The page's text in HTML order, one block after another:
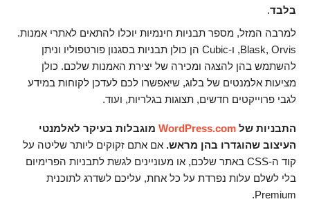
בלבד.
למרבה המזל, מספר תבניות חינמיות יוכלו להתאים לאתרי אמנות.
Blask, Orvis, ו-Cubic הן כולן תבניות בסגנון פורטפוליו וניתן
להשתמש בהן להצגה ומכירה של יצירת האמנות שלכם. כולן
מציעות אלמנטים של בלוג, שיאפשרו לכם לעדכן לקוחות במידע
לגבי פרוייקטים חדשים, תצוגות בגלריות, ועוד.
התבניות של WordPress.com מוגבלות בעיקר לאלמנטי
העיצוב שהוגדרו בהן מראש. אם אתם זקוקים ליותר שליטה על
קוד ה-CSS באתר שלכם, או מעוניינים לגשת לתבניות הפרימיום
בלי לשלם עלות נפרדת על כל אחת, עליכם לשדרג לתוכנית
Premium.